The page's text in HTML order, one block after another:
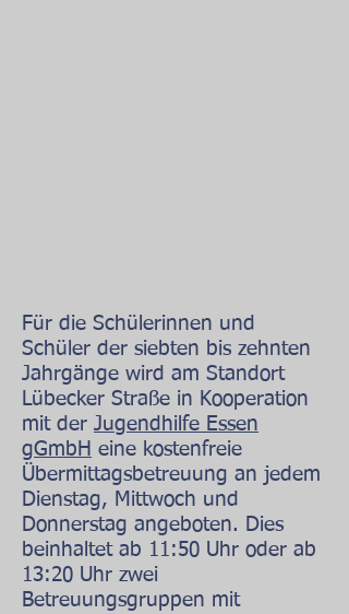
Für die Schülerinnen und
Schüler der siebten bis zehnten
Jahrgänge wird am Standort
Lübecker Straße in Kooperation
mit der Jugendhilfe Essen
gGmbH eine kostenfreie
Übermittagsbetreuung an jedem
Dienstag, Mittwoch und
Donnerstag angeboten. Dies
beinhaltet ab 11:50 Uhr oder ab
13:20 Uhr zwei
Betreuungsgruppen mit